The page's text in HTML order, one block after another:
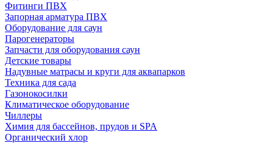
Фитинги ПВХ
Запорная арматура ПВХ
Оборудование для саун
Парогенераторы
Запчасти для оборудования саун
Детские товары
Надувные матрасы и круги для аквапарков
Техника для сада
Газонокосилки
Климатическое оборудование
Чиллеры
Химия для бассейнов, прудов и SPA
Органический хлор